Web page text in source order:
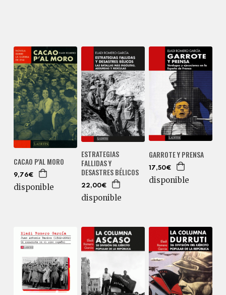
CACAO P'AL MORO
9,76€
disponible
ESTRATEGIAS
FALLIDAS Y
DESASTRES BÉLICOS
22,00€
disponible
GARROTE Y PRENSA
17,50€
disponible